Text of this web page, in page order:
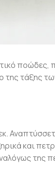
ποώδες,
της τάξης
και
της